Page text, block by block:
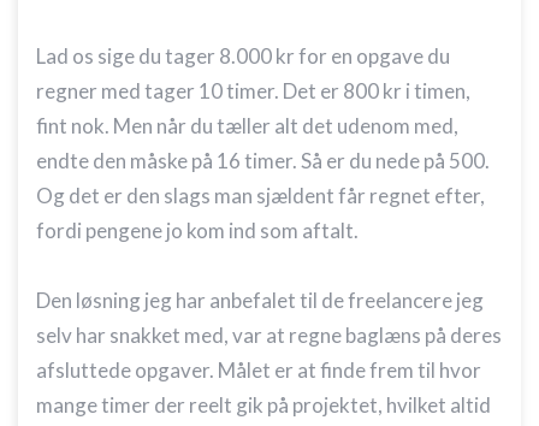
Lad os sige du tager 8.000 kr for en opgave du
regner med tager 10 timer. Det er 800 kr i timen,
fint nok. Men når du tæller alt det udenom med,
endte den måske på 16 timer. Så er du nede på 500.
Og det er den slags man sjældent får regnet efter,
fordi pengene jo kom ind som aftalt.
Den løsning jeg har anbefalet til de freelancere jeg
selv har snakket med, var at regne baglæns på deres
afsluttede opgaver. Målet er at finde frem til hvor
mange timer der reelt gik på projektet, hvilket altid